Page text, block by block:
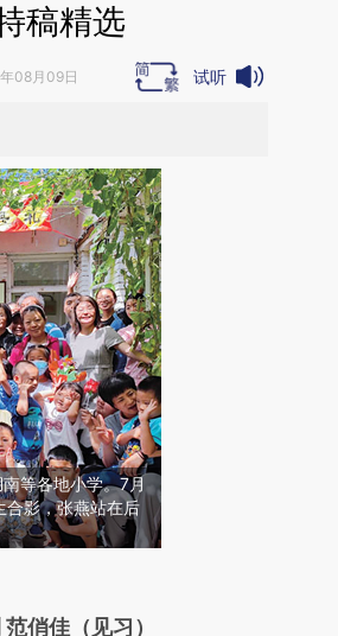
稿精选
08月09日 试听
等各地小学。7月
合影，张燕站在后
财新文章
俏佳（见习）